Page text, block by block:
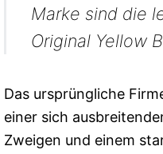
Marke sind die
Original Yellow
Das ursprüngliche
einer sich
Zweigen und einem